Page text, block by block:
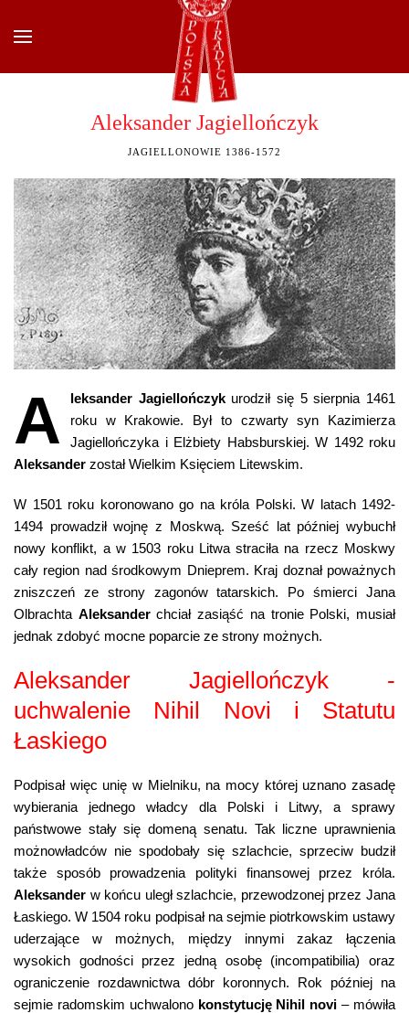
Przejdź do głównej treści
Aleksander Jagiellończyk
JAGIELLONOWIE 1386-1572
A leksander Jagiellończykurodził się 5 sierpnia 1461
roku w Krakowie. Był to czwarty syn Kazimierza
Jagiellończyka i Elżbiety Habsburskiej. W 1492 roku
Aleksander został Wielkim Księciem Litewskim.
W 1501 roku koronowano go na króla Polski. W latach 1492-
1494 prowadził wojnę z Moskwą. Sześć lat później wybuchł
nowy konflikt, a w 1503 roku Litwa straciła na rzecz Moskwy
cały region nad środkowym Dnieprem. Kraj doznał poważnych
zniszczeń ze strony zagonów tatarskich. Po śmierci Jana
Olbrachta Aleksanderchciał zasiąść na tronie Polski, musiał
jednak zdobyć mocne poparcie ze strony możnych.
Aleksander Jagiellończyk -
uchwalenie Nihil Novi i Statutu
Łaskiego
Podpisał więc unię w Mielniku, na mocy której uznano zasadę
wybierania jednego władcy dla Polski i Litwy, a sprawy
państwowe stały się domeną senatu. Tak liczne uprawnienia
możnowładców nie spodobały się szlachcie, sprzeciw budził
także sposób prowadzenia polityki finansowej przez króla.
Aleksander w końcu uległ szlachcie, przewodzonej przez Jana
Łaskiego. W 1504 roku podpisał na sejmie piotrkowskim ustawy
uderzające w możnych, między innymi zakaz łączenia
wysokich godności przez jedną osobę (incompatibilia) oraz
ograniczenie rozdawnictwa dóbr koronnych. Rok później na
sejmie radomskim uchwalono konstytucję Nihil novi – mówiła